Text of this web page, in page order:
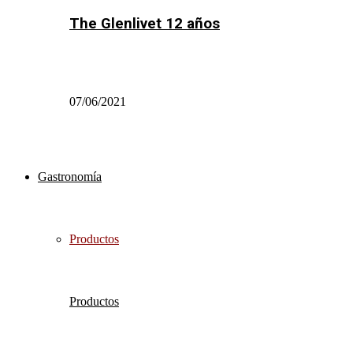
The Glenlivet 12 años
07/06/2021
Gastronomía
Productos
Productos